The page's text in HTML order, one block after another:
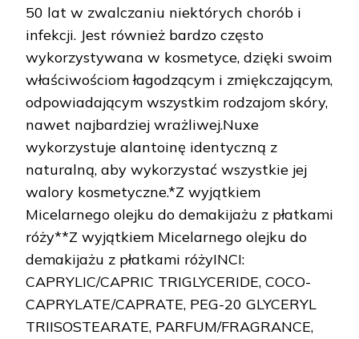
50 lat w zwalczaniu niektórych chorób i
infekcji. Jest również bardzo często
wykorzystywana w kosmetyce, dzięki swoim
właściwościom łagodzącym i zmiękczającym,
odpowiadającym wszystkim rodzajom skóry,
nawet najbardziej wrażliwej.Nuxe
wykorzystuje alantoinę identyczną z
naturalną, aby wykorzystać wszystkie jej
walory kosmetyczne.*Z wyjątkiem
Micelarnego olejku do demakijażu z płatkami
róży**Z wyjątkiem Micelarnego olejku do
demakijażu z płatkami różyINCI:
CAPRYLIC/CAPRIC TRIGLYCERIDE, COCO-
CAPRYLATE/CAPRATE, PEG-20 GLYCERYL
TRIISOSTEARATE, PARFUM/FRAGRANCE,